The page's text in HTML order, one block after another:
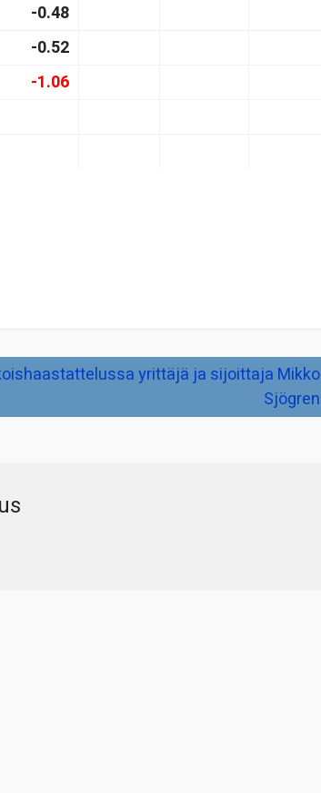
-0.48
-0.52
-1.06
yrittäjä ja sijoittaja Mikko
Sjögren